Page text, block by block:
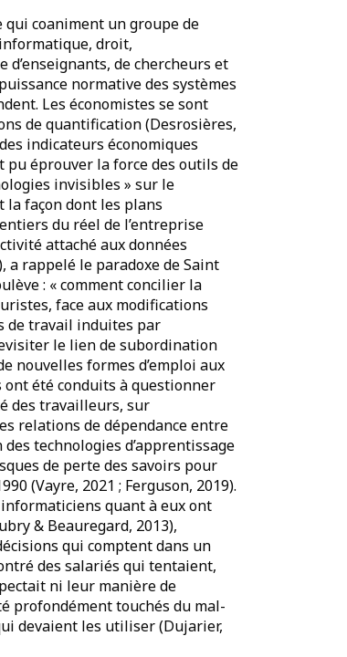
coaniment un groupe de
droit,
d’enseignants, de chercheurs et
normative des systèmes
Les économistes se sont
de quantification (Desrosières,
indicateurs économiques
éprouver la force des outils de
invisibles » sur le
la façon dont les plans
du réel de l’entreprise
attaché aux données
a rappelé le paradoxe de Saint
: « comment concilier la
face aux modifications
de travail induites par
le lien de subordination
nouvelles formes d’emploi aux
ont été conduits à questionner
des travailleurs, sur
relations de dépendance entre
technologies d’apprentissage
de perte des savoirs pour
(Vayre, 2021 ; Ferguson, 2019).
quant à eux ont
& Beauregard, 2013),
qui comptent dans un
des salariés qui tentaient,
ni leur manière de
profondément touchés du mal-
devaient les utiliser (Dujarier,